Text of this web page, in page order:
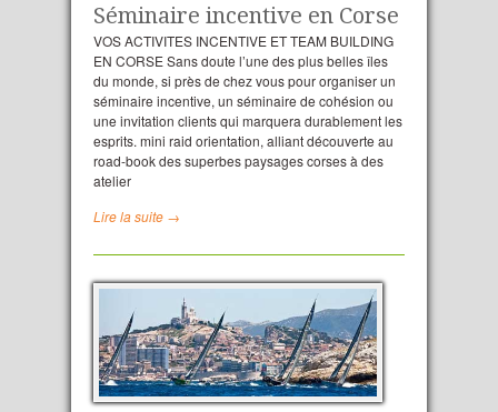
Séminaire incentive en Corse
VOS ACTIVITES INCENTIVE ET TEAM BUILDING
EN CORSE Sans doute l’une des plus belles îles
du monde, si près de chez vous pour organiser un
séminaire incentive, un séminaire de cohésion ou
une invitation clients qui marquera durablement les
esprits. mini raid orientation, alliant découverte au
road-book des superbes paysages corses à des
atelier
Lire la suite →